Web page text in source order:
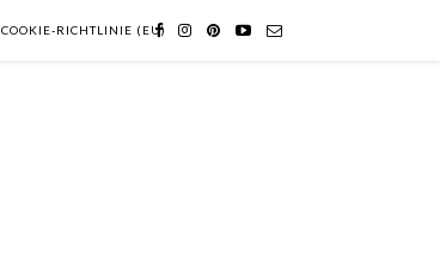
COOKIE-RICHTLINIE (EU)